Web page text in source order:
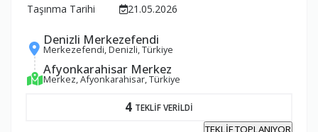
Taşınma Tarihi
21.05.2026
Denizli Merkezefendi
Merkezefendi, Denizli, Türkiye
Afyonkarahisar Merkez
Merkez, Afyonkarahisar, Türkiye
4 TEKLİF VERİLDİ
TEKLİF TOPLANIYOR